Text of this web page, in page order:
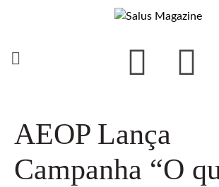
AEOP Lança
Campanha “O